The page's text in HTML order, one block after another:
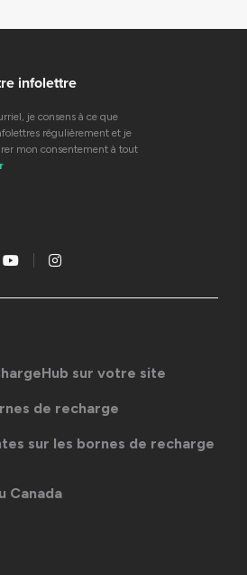
infolettre
je consens à ce que
régulièrement et je
mon consentement à tout
sur votre site
de recharge
sur les bornes de recharge
Canada